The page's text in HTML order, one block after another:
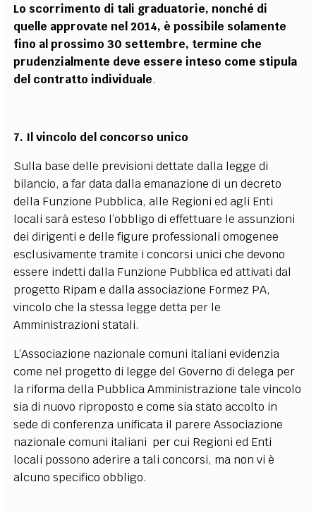
Lo scorrimento di tali graduatorie, nonché di
quelle approvate nel 2014, è possibile solamente
fino al prossimo 30 settembre, termine che
prudenzialmente deve essere inteso come stipula
del contratto individuale.
7. Il vincolo del concorso unico
Sulla base delle previsioni dettate dalla legge di
bilancio, a far data dalla emanazione di un decreto
della Funzione Pubblica, alle Regioni ed agli Enti
locali sarà esteso l’obbligo di effettuare le assunzioni
dei dirigenti e delle figure professionali omogenee
esclusivamente tramite i concorsi unici che devono
essere indetti dalla Funzione Pubblica ed attivati dal
progetto Ripam e dalla associazione Formez PA,
vincolo che la stessa legge detta per le
Amministrazioni statali.
L’Associazione nazionale comuni italiani evidenzia
come nel progetto di legge del Governo di delega per
la riforma della Pubblica Amministrazione tale vincolo
sia di nuovo riproposto e come sia stato accolto in
sede di conferenza unificata il parere Associazione
nazionale comuni italiani per cui Regioni ed Enti
locali possono aderire a tali concorsi, ma non vi è
alcuno specifico obbligo.